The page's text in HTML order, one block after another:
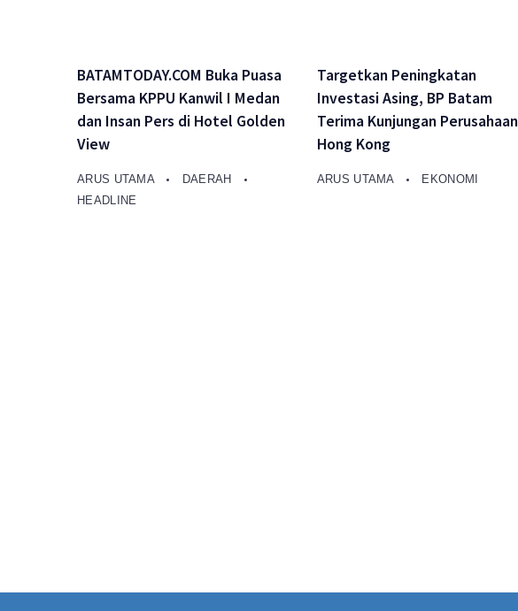
BATAMTODAY.COM Buka Puasa
Bersama KPPU Kanwil I Medan
dan Insan Pers di Hotel Golden
View
ARUS UTAMA
DAERAH
HEADLINE
Targetkan Peningkatan
Investasi Asing, BP Batam
Terima Kunjungan Perusahaan
Hong Kong
ARUS UTAMA EKONOMI